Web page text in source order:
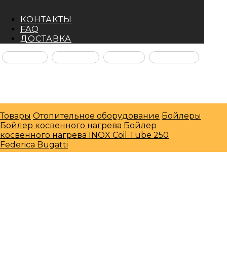
КОНТАКТЫ
FAQ
ДОСТАВКА
Facebook Instagram YouTube ВКонтакте
Товары Отопительное оборудование Бойлеры
Бойлер косвенного нагрева Бойлер
косвенного нагрева INOX Coil Tube 250
Federica Bugatti